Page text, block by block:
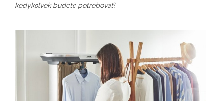
kedykoľvek budete potrebovať!